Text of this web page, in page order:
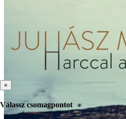
×
Válassz csomagpontot